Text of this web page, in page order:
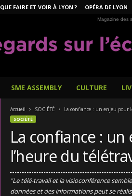
QUE FAIRE ET VOIR À LYON ? OPÉRA DE LYON
Magazine des
SME ASSEMBLY CULTURE
Accueil SOCIÉTÉ La confiance : un enjeu pour
SOCIÉTÉ
La confiance :
l’heure du
"Le télé-travail et la visioconférence
données et des informations peut se